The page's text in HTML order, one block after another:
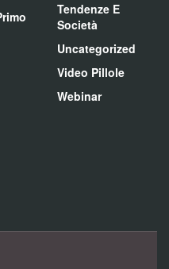
Tendenze E
Società
Uncategorized
Video Pillole
Webinar